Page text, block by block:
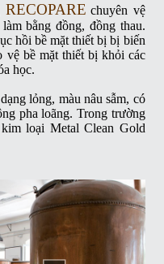
chuyên vệ
bằng đồng, đồng thau.
hồi bề mặt thiết bị bị biến
vệ bề mặt thiết bị khỏi các
học.
lỏng, màu nâu sẫm, có
pha loãng. Trong trường
loại Metal Clean Gold